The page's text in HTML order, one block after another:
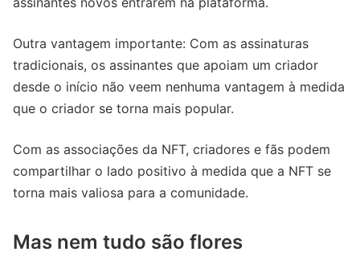
Outra vantagem importante: Com as assinaturas
tradicionais, os assinantes que apoiam um criador
desde o início não veem nenhuma vantagem à medida
que o criador se torna mais popular.
Com as associações da NFT, criadores e fãs podem
compartilhar o lado positivo à medida que a NFT se
torna mais valiosa para a comunidade.
Mas nem tudo são flores